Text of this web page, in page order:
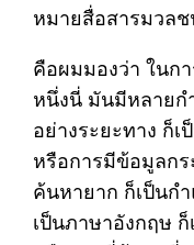
หมายสื่อสารมวลช
คือผมมองว่า ในก
หนึ่งนี่ มันมีหลายก
อย่างระยะทาง ก็
หรือการมีข้อมูลกร
ค้นหายาก ก็เป็นก
เป็นภาษาอังกฤษ